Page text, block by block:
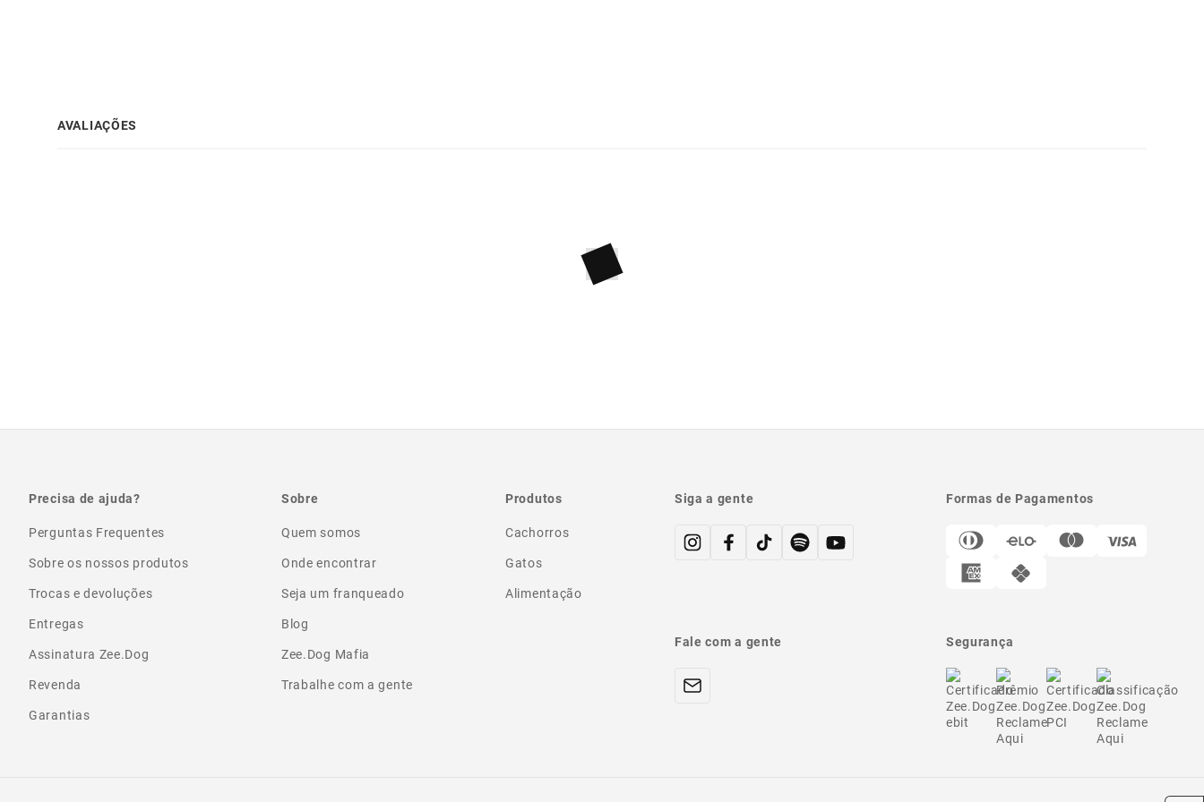
AVALIAÇÕES
Precisa de ajuda?
Perguntas Frequentes
Sobre os nossos produtos
Trocas e devoluções
Entregas
Assinatura Zee.Dog
Revenda
Garantias
Sobre
Quem somos
Onde encontrar
Seja um franqueado
Blog
Zee.Dog Mafia
Trabalhe com a gente
Produtos
Cachorros
Gatos
Alimentação
Siga a gente
Fale com a gente
Formas de Pagamentos
Segurança